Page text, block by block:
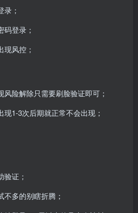
录；
码登录；
现风控；
风险解除只需要刷脸验证即可；
现1-3次后期就正常不会出现；
验证；
不多的别瞎折腾；